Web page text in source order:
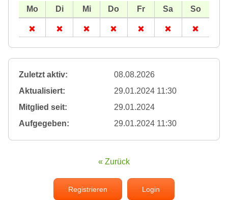
Zuletzt aktiv:
08.08.2026
Aktualisiert:
29.01.2024 11:30
Mitglied seit:
29.01.2024
Aufgegeben:
29.01.2024 11:30
« Zurück
Registrieren Login